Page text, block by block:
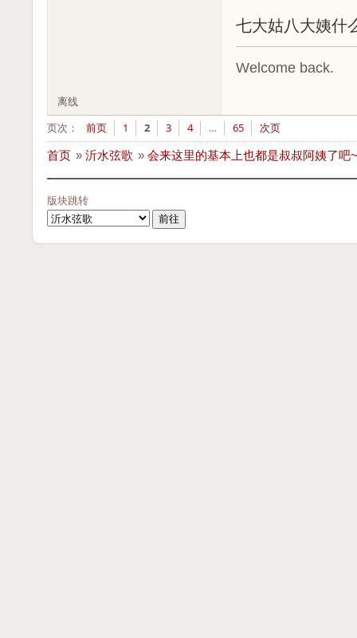
七大姑八大姨什
Welcome back.
离线
页次：
前页 1 2 3 4 … 65 次页
首页 » 沂水弦歌 » 会来这里的基本上也都是叔叔阿姨了吧~
版块跳转